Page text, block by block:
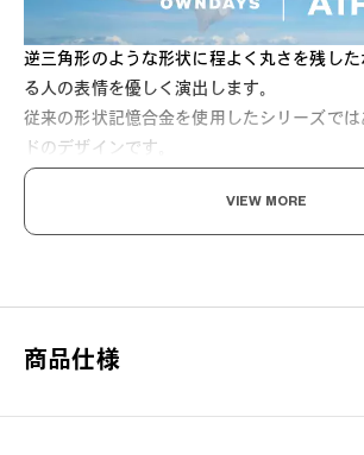
逆三角形のような形状に程よく丸さを残し
る人の表情を優しく演出します。
従来の形状記憶合金を使用したシリーズで
ドのデザインです。
すっと軽く、ずっとしなやか。
優れた素材を使用。ズレにくく快適なフィット
VIEW MORE
商品仕様